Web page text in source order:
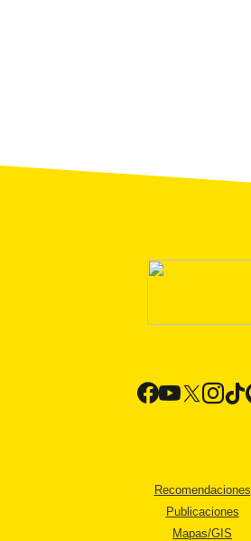
Recomendaciones
Publicaciones
Mapas/GIS